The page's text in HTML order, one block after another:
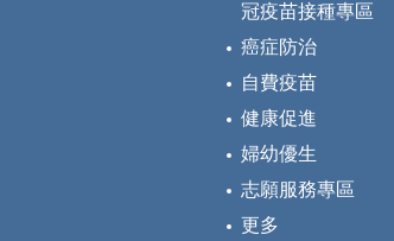
冠疫苗接種專區
癌症防治
自費疫苗
健康促進
婦幼優生
志願服務專區
更多